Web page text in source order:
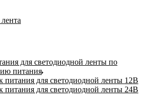
для светодиодной ленты по
питания
питания для светодиодной ленты 12В
питания для светодиодной ленты 24В